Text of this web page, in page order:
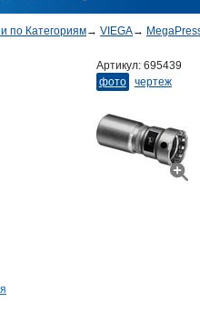
по Категориям→ VIEGA→
Артикул: 695439
фото
чертеж